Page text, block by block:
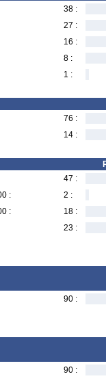
38 :
27 :
16 :
8 :
1 :
76 :
14 :
47 :
:
2 :
:
18 :
23 :
90 :
90 :